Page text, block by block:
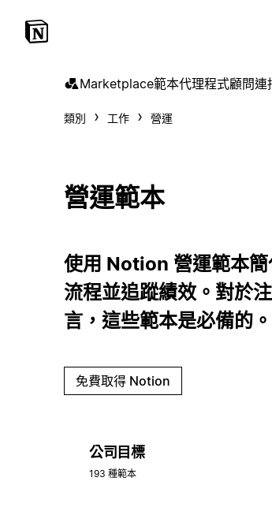
Marketplace範本代理程式顧問連
類別 工作 營運
營運範本
使用 Notion 營運範本
流程並追蹤績效。對於
言，這些範本是必備的。
免費取得 Notion
公司目標
193 種範本